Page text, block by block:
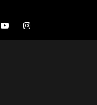
YouTubeInstagram